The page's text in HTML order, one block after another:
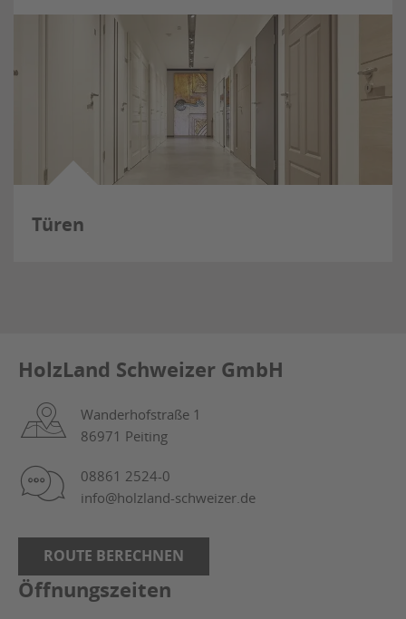
Türen
HolzLand Schweizer GmbH
Wanderhofstraße 1
86971 Peiting
08861 2524-0
info@holzland-schweizer.de
ROUTE BERECHNEN
Öffnungszeiten